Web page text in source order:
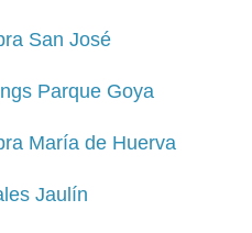
San José
Parque Goya
María de Huerva
Jaulín